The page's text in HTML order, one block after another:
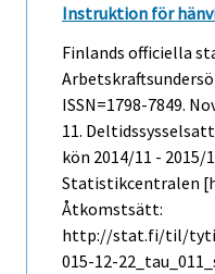
Instruktion för
Finlands officiella
ISSN=1798-7849.
11.
kön 2014/11 - 2015/
Statistikcentralen
Åtkomstsätt:
http://stat.fi/til/tyti/
015-12-